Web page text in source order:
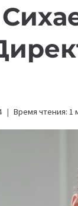
Время чтения: 1